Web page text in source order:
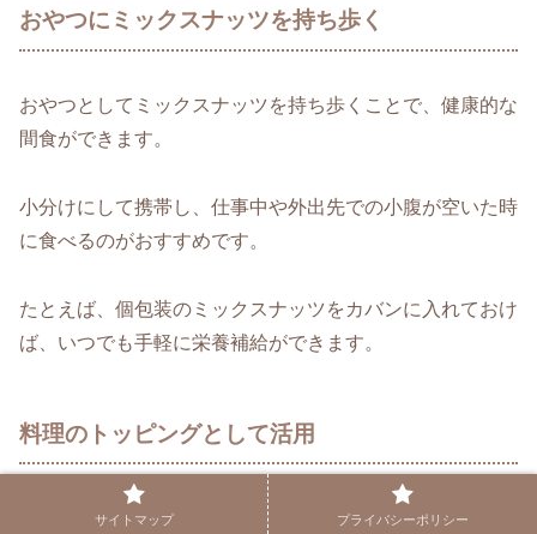
おやつにミックスナッツを持ち歩く
おやつとしてミックスナッツを持ち歩くことで、健康的な
間食ができます。
小分けにして携帯し、仕事中や外出先での小腹が空いた時
に食べるのがおすすめです。
たとえば、個包装のミックスナッツをカバンに入れておけ
ば、いつでも手軽に栄養補給ができます。
料理のトッピングとして活用
料理のトッピングとしてミックスナッツを活用する方法も
サイトマップ プライバシーポリシー